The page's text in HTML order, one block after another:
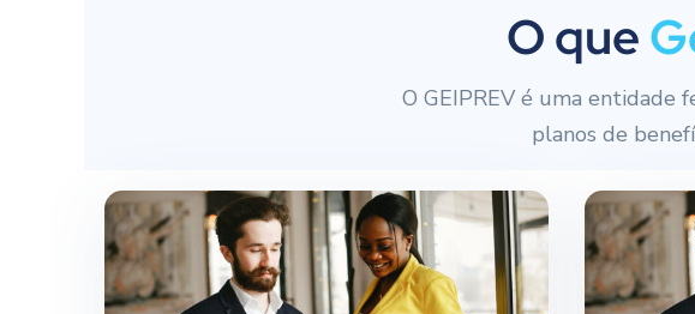
O que
O GEIPREV é uma entidade
planos de